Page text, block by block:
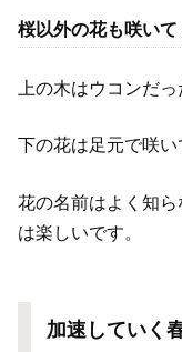
桜以外の花も咲いて
上の木はウコンだっ
下の花は足元で咲い
花の名前はよく知
は楽しいです。
加速していく春